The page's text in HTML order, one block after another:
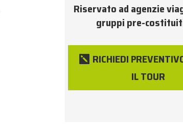
Riservato ad agenzie
gruppi pre-
RICHIEDI
IL TOUR